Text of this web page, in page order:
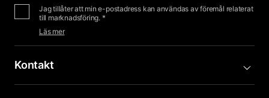
Jag tillåter att min e-postadress kan användas av föremål relaterat
till marknadsföring. *
Läs mer
Kontakt